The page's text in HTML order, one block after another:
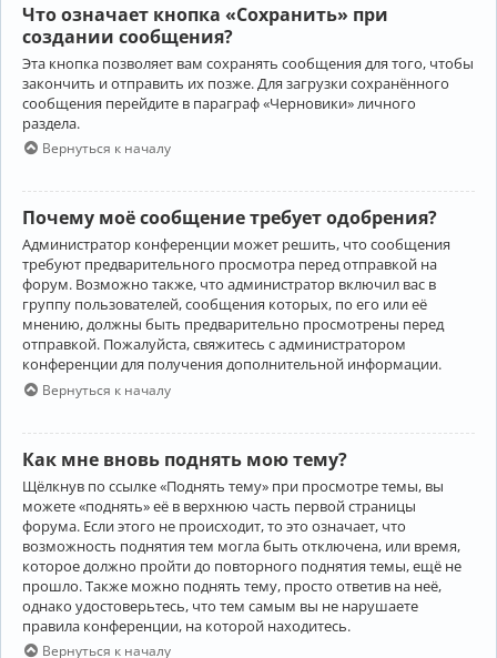
Что означает кнопка «Сохранить» при
создании сообщения?
Эта кнопка позволяет вам сохранять сообщения для того, чтобы
закончить и отправить их позже. Для загрузки сохранённого
сообщения перейдите в параграф «Черновики» личного
раздела.
Вернуться к началу
Почему моё сообщение требует одобрения?
Администратор конференции может решить, что сообщения
требуют предварительного просмотра перед отправкой на
форум. Возможно также, что администратор включил вас в
группу пользователей, сообщения которых, по его или её
мнению, должны быть предварительно просмотрены перед
отправкой. Пожалуйста, свяжитесь с администратором
конференции для получения дополнительной информации.
Вернуться к началу
Как мне вновь поднять мою тему?
Щёлкнув по ссылке «Поднять тему» при просмотре темы, вы
можете «поднять» её в верхнюю часть первой страницы
форума. Если этого не происходит, то это означает, что
возможность поднятия тем могла быть отключена, или время,
которое должно пройти до повторного поднятия темы, ещё не
прошло. Также можно поднять тему, просто ответив на неё,
однако удостоверьтесь, что тем самым вы не нарушаете
правила конференции, на которой находитесь.
Вернуться к началу